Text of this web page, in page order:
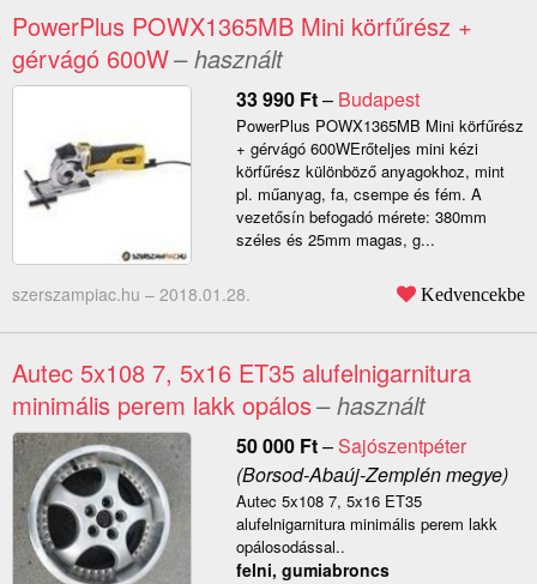
PowerPlus POWX1365MB Mini körfűrész +
gérvágó 600W– használt
33 990 Ft– Budapest
PowerPlus POWX1365MB Mini körfűrész
+ gérvágó 600WErőteljes mini kézi
körfűrész különböző anyagokhoz, mint
pl. műanyag, fa, csempe és fém. A
vezetősín befogadó mérete: 380mm
széles és 25mm magas, g...
szerszampiac.hu – 2018.01.28. Kedvencekbe
Autec 5x108 7, 5x16 ET35 alufelnigarnitura
minimális perem lakk opálos– használt
50 000 Ft–Sajószentpéter
(Borsod-Abaúj-Zemplén megye)
Autec 5x108 7, 5x16 ET35
alufelnigarnitura minimális perem lakk
opálosodással..
felni, gumiabroncs